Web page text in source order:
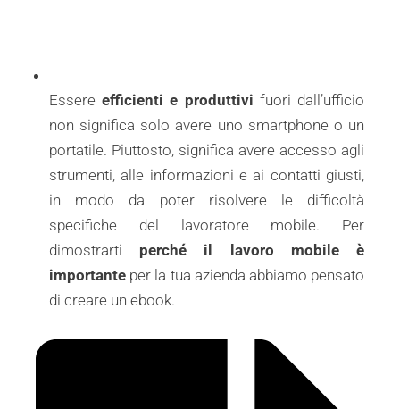
Essereefficienti e produttivi fuori dall’ufficio
non significa solo avere uno smartphone o un
portatile. Piuttosto, significa avere accesso agli
strumenti, alle informazioni e ai contatti giusti,
in modo da poter risolvere le difficoltà
specifiche del lavoratore mobile. Per
dimostrarti perché il lavoro mobile è
importante per la tua azienda abbiamo pensato
di creare un ebook.